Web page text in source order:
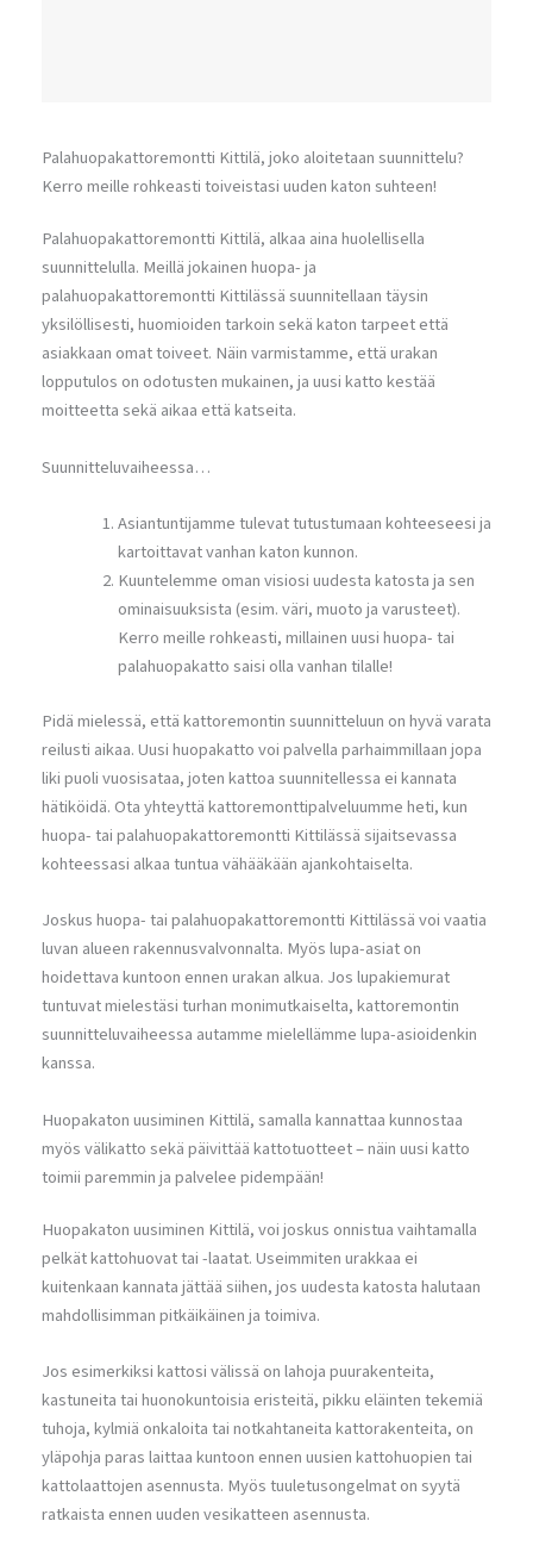
Palahuopakattoremontti Kittilä, joko aloitetaan suunnittelu?
Kerro meille rohkeasti toiveistasi uuden katon suhteen!
Palahuopakattoremontti Kittilä, alkaa aina huolellisella
suunnittelulla. Meillä jokainen huopa- ja
palahuopakattoremontti Kittilässä suunnitellaan täysin
yksilöllisesti, huomioiden tarkoin sekä katon tarpeet että
asiakkaan omat toiveet. Näin varmistamme, että urakan
lopputulos on odotusten mukainen, ja uusi katto kestää
moitteetta sekä aikaa että katseita.
Suunnitteluvaiheessa…
Asiantuntijamme tulevat tutustumaan kohteeseesi ja
kartoittavat vanhan katon kunnon.
Kuuntelemme oman visiosi uudesta katosta ja sen
ominaisuuksista (esim. väri, muoto ja varusteet).
Kerro meille rohkeasti, millainen uusi huopa- tai
palahuopakatto saisi olla vanhan tilalle!
Pidä mielessä, että kattoremontin suunnitteluun on hyvä varata
reilusti aikaa. Uusi huopakatto voi palvella parhaimmillaan jopa
liki puoli vuosisataa, joten kattoa suunnitellessa ei kannata
hätiköidä. Ota yhteyttä kattoremonttipalveluumme heti, kun
huopa- tai palahuopakattoremontti Kittilässä sijaitsevassa
kohteessasi alkaa tuntua vähääkään ajankohtaiselta.
Joskus huopa- tai palahuopakattoremontti Kittilässä voi vaatia
luvan alueen rakennusvalvonnalta. Myös lupa-asiat on
hoidettava kuntoon ennen urakan alkua. Jos lupakiemurat
tuntuvat mielestäsi turhan monimutkaiselta, kattoremontin
suunnitteluvaiheessa autamme mielellämme lupa-asioidenkin
kanssa.
Huopakaton uusiminen Kittilä, samalla kannattaa kunnostaa
myös välikatto sekä päivittää kattotuotteet – näin uusi katto
toimii paremmin ja palvelee pidempään!
Huopakaton uusiminen Kittilä, voi joskus onnistua vaihtamalla
pelkät kattohuovat tai -laatat. Useimmiten urakkaa ei
kuitenkaan kannata jättää siihen, jos uudesta katosta halutaan
mahdollisimman pitkäikäinen ja toimiva.
Jos esimerkiksi kattosi välissä on lahoja puurakenteita,
kastuneita tai huonokuntoisia eristeitä, pikku eläinten tekemiä
tuhoja, kylmiä onkaloita tai notkahtaneita kattorakenteita, on
yläpohja paras laittaa kuntoon ennen uusien kattohuopien tai
kattolaattojen asennusta. Myös tuuletusongelmat on syytä
ratkaista ennen uuden vesikatteen asennusta.